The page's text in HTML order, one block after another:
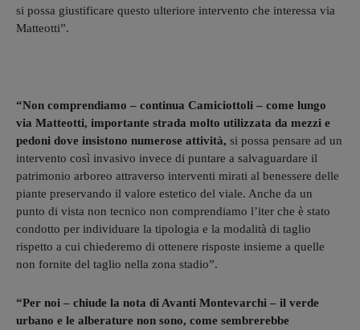
si possa giustificare questo ulteriore intervento che interessa via
Matteotti”.
“Non comprendiamo – continua Camiciottoli – come lungo
via Matteotti, importante strada molto utilizzata da mezzi e
pedoni dove insistono numerose attività, si possa pensare ad un
intervento così invasivo invece di puntare a salvaguardare il
patrimonio arboreo attraverso interventi mirati al benessere delle
piante preservando il valore estetico del viale. Anche da un
punto di vista non tecnico non comprendiamo l’iter che è stato
condotto per individuare la tipologia e la modalità di taglio
rispetto a cui chiederemo di ottenere risposte insieme a quelle
non fornite del taglio nella zona stadio”.
“Per noi – chiude la nota di Avanti Montevarchi – il verde
urbano e le alberature non sono, come sembrerebbe